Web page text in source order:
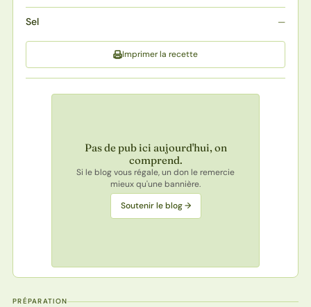
Sel —
Imprimer la recette
Pas de pub ici aujourd'hui, on
comprend.
Si le blog vous régale, un don le remercie
mieux qu'une bannière.
Soutenir le blog →
PRÉPARATION